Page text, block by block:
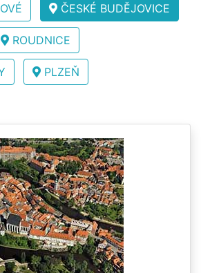
ČESKÉ BUDĚJOVICE
ROUDNICE
PLZEŇ